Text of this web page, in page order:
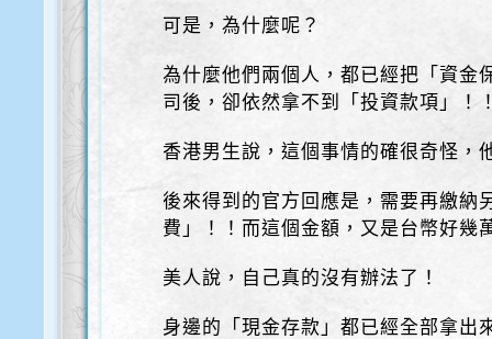
可是，為什麼呢？
為什麼他們兩個人，都已經把「資金
司後，卻依然拿不到「投資款項」！
香港男生說，這個事情的確很奇怪，
後來得到的官方回應是，需要再繳納
費」！！而這個金額，又是台幣好幾
美人說，自己真的沒有辦法了！
身邊的「現金存款」都已經全部拿出